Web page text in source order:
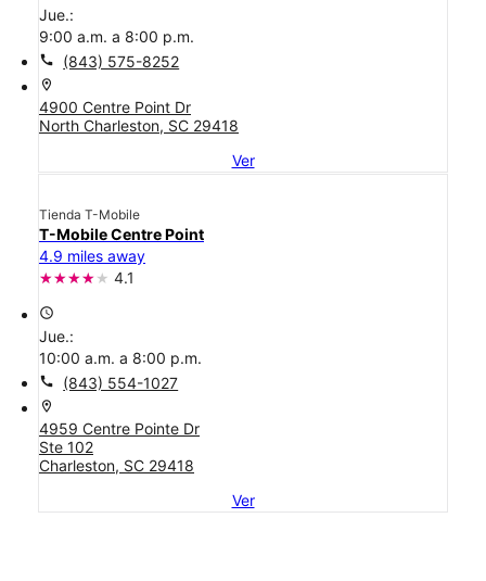
Jue.:
9:00 a.m. a 8:00 p.m.
call (843) 575-8252
location_on
4900 Centre Point Dr
North Charleston, SC 29418
Ver
Tienda T-Mobile
T-Mobile Centre Point
4.9 miles away
4.1
access_time
Jue.:
10:00 a.m. a 8:00 p.m.
call (843) 554-1027
location_on
4959 Centre Pointe Dr
Ste 102
Charleston, SC 29418
Ver